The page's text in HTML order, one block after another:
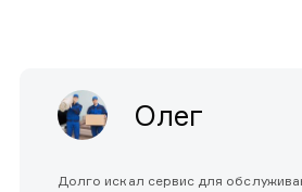
Олег
Долго искал сервис для